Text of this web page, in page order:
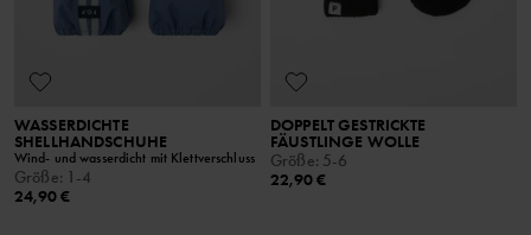
WASSERDICHTE
SHELLHANDSCHUHE
Wind- und wasserdicht mit Klettverschluss
Größe: 1-4
24,90 €
DOPPELT GESTRICKTE
FÄUSTLINGE WOLLE
Größe: 5-6
22,90 €